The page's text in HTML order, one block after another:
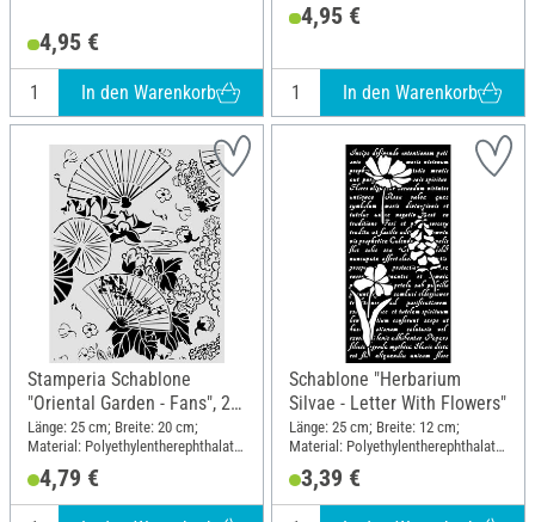
4,95 €
In den Warenkorb
(PET)
4,95 €
In den Warenkorb
Stamperia Schablone
"Oriental Garden - Fans", 20
x 25 cm
Länge: 25 cm; Breite: 20 cm;
Material: Polyethylentherephthalat
4,79 €
Schablone "Herbarium
Silvae - Letter With Flowers"
Länge: 25 cm; Breite: 12 cm;
Material: Polyethylentherephthalat
3,39 €